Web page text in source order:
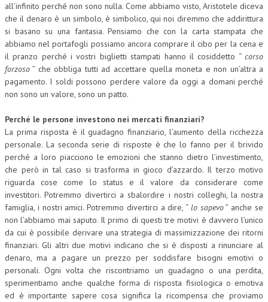
all’infinito perché non sono nulla. Come abbiamo visto, Aristotele diceva
che il denaro è un simbolo, è simbolico, qui noi diremmo che addirittura
si basano su una fantasia. Pensiamo che con la carta stampata che
abbiamo nel portafogli possiamo ancora comprare il cibo per la cena e
il pranzo perché i vostri biglietti stampati hanno il cosiddetto “ corso
forzoso ” che obbliga tutti ad accettare quella moneta e non un’altra a
pagamento. I soldi possono perdere valore da oggi a domani perché
non sono un valore, sono un patto.
Perché le persone investono nei mercati finanziari?
La prima risposta è il guadagno finanziario, l’aumento della ricchezza
personale. La seconda serie di risposte è che lo fanno per il brivido
perché a loro piacciono le emozioni che stanno dietro l’investimento,
che però in tal caso si trasforma in gioco d’azzardo. Il terzo motivo
riguarda cose come lo status e il valore da considerare come
investitori. Potremmo divertirci a sbalordire i nostri colleghi, la nostra
famiglia, i nostri amici. Potremmo divertirci a dire, “ lo sapevo” anche se
non l’abbiamo mai saputo. Il primo di questi tre motivi è davvero l’unico
da cui è possibile derivare una strategia di massimizzazione dei ritorni
finanziari. Gli altri due motivi indicano che si è disposti a rinunciare al
denaro, ma a pagare un prezzo per soddisfare bisogni emotivi o
personali. Ogni volta che riscontriamo un guadagno o una perdita,
sperimentiamo anche qualche forma di risposta fisiologica o emotiva
ed è importante sapere cosa significa la ricompensa che proviamo